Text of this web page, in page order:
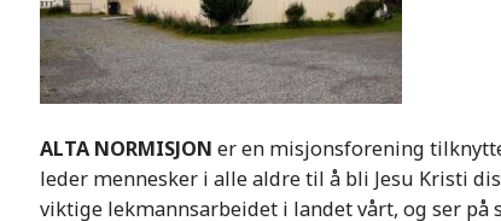
ALTA NORMISJON er en misjonsforening
leder mennesker i alle aldre til å bli Jesu Kristi
viktige lekmannsarbeidet i landet vårt, og ser